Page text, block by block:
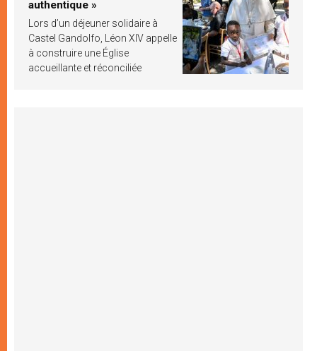
authentique »
Lors d’un déjeuner solidaire à
Castel Gandolfo, Léon XIV appelle
à construire une Église
accueillante et réconciliée